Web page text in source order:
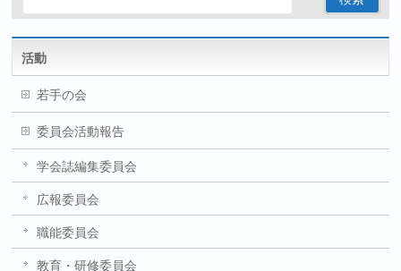
活動
若手の会
委員会活動報告
学会誌編集委員会
広報委員会
職能委員会
教育・研修委員会